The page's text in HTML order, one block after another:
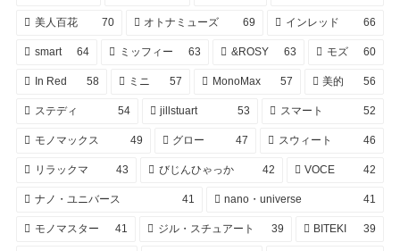
美人百花 70 オトナミューズ 69 インレッド 66
smart 64 ミッフィー 63 &ROSY 63 モズ 60
In Red 58 ミニ 57 MonoMax 57 美的 56
ステディ 54 jillstuart 53 スマート 52
モノマックス 49 グロー 47 スウィート 46
リラックマ 43 びじんひゃっか 42 VOCE 42
ナノ・ユニバース 41 nano・universe 41
モノマスター 41 ジル・スチュアート 39 BITEKI 39